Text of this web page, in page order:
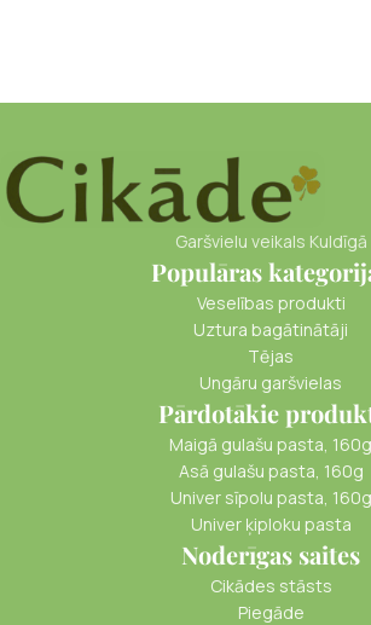
Garšvielu veikals Kuldīgā
Populāras
Veselības produkti
Uztura bagātinātāji
Tējas
Ungāru garšvielas
Pārdotākie
Maigā gulašu pasta, 160g
Asā gulašu pasta, 160g
Univer sīpolu pasta, 160g
Univer ķiploku pasta
Noderīgas saites
Cikādes stāsts
Piegāde